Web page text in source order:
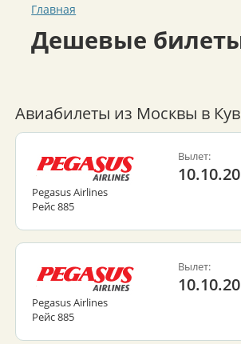
Главная
Дешевые
Авиабилеты из Москвы в
Pegasus Airlines
Рейс 885
Вылет:
Pegasus Airlines
Рейс 885
Вылет: